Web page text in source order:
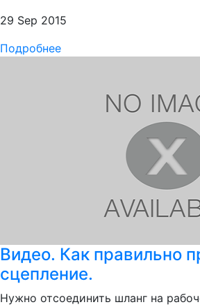
29 Sep 2015
Подробнее
Видео. Как правильно
сцепление.
Нужно отсоединить шланг на